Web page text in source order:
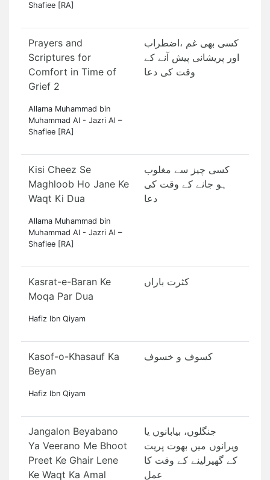
Shafiee [RA]
Prayers and
Scriptures for
Comfort in Time of
Grief 2
Allama Muhammad bin
Muhammad Al - Jazri Al –
Shafiee [RA]
کسی بھی غم ،اضطراب
اور پریشانی پیش آنے کے
وقت کی دعا
Kisi Cheez Se
Maghloob Ho Jane Ke
Waqt Ki Dua
Allama Muhammad bin
Muhammad Al - Jazri Al –
Shafiee [RA]
کسی چیز سے مغلوب
ہو جانے کے وقت کی
دعا
Kasrat-e-Baran Ke
Moqa Par Dua
Hafiz Ibn Qiyam
کثرت باراں
Kasof-o-Khasauf Ka
Beyan
Hafiz Ibn Qiyam
کسوف و خسوف
Jangalon Beyabano
Ya Veerano Me Bhoot
Preet Ke Ghair Lene
Ke Waqt Ka Amal
جنگلوں، بیابانوں یا
ویرانوں میں بھوت پریت
کے گھیرلینے کے وقت کا
عمل